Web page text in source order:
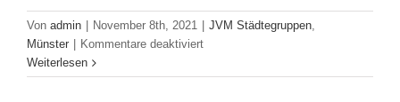
Von admin November 8th, 2021 JVM Städtegruppen,
Münster
Kommentare deaktiviertfür
Städtegruppe
Weiterlesen